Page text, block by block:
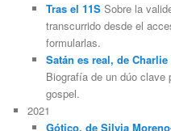
Tras el 11SSobre la
transcurrido desde el
formularlas.
Satán es real, de
Biografía de un dúo clave
gospel.
2021
Gótico, de Silvia